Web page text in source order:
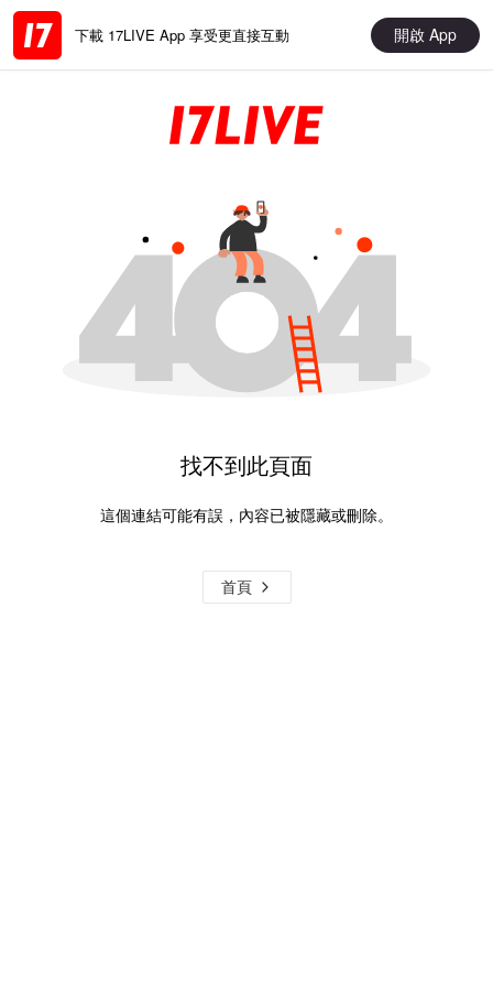
下載 17LIVE App 享受更直接互動 開啟 App
找不到此頁面
這個連結可能有誤，內容已被隱藏或刪除。
首頁